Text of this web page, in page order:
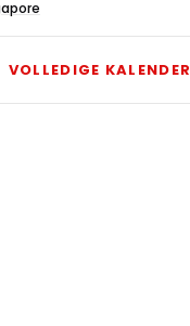
VOLLEDIGE KALENDER